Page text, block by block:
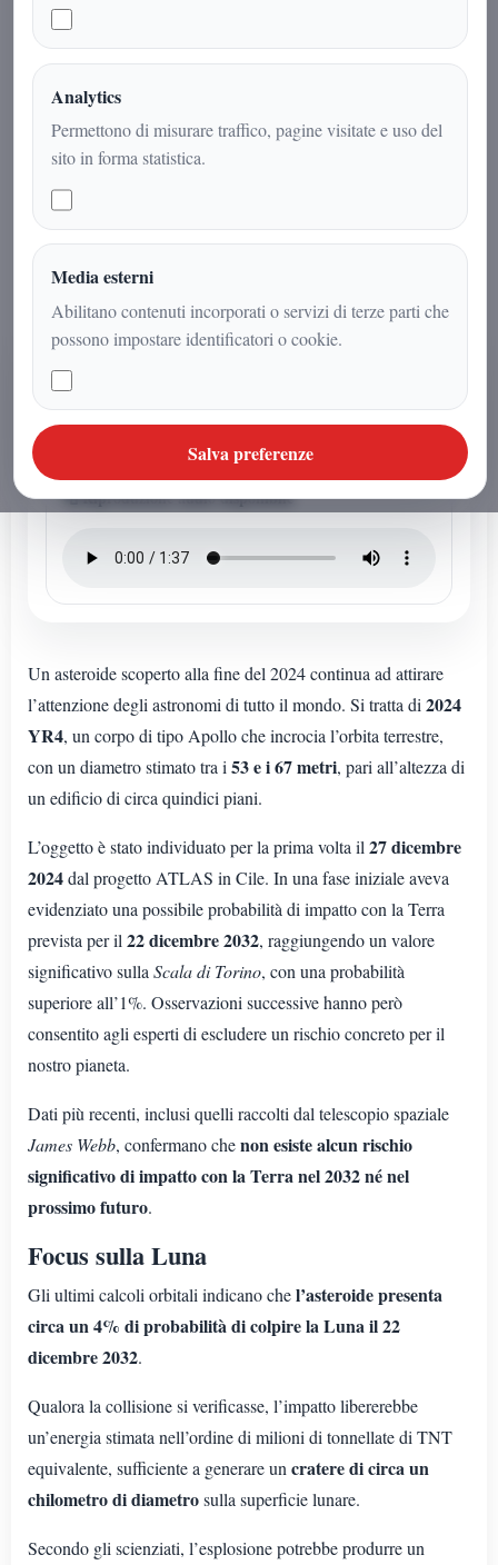
Un asteroide di circa 60 m ha ~4 % di
probabilità di colpire la Luna nel
2032, potenzialmente creando un
cratere e influenzando satelliti. La
Terra non è in pericolo diretto e gli
scienziati continuano a monitorarlo.
Ascolta l'audio articolo
Riproduzione audio disponibile
Un asteroide scoperto alla fine del 2024 continua ad attirare
l’attenzione degli astronomi di tutto il mondo. Si tratta di 2024
YR4, un corpo di tipo Apollo che incrocia l’orbita terrestre,
con un diametro stimato tra i 53 e i 67 metri, pari all’altezza di
un edificio di circa quindici piani.
L’oggetto è stato individuato per la prima volta il 27 dicembre
2024dal progetto ATLAS in Cile. In una fase iniziale aveva
evidenziato una possibile probabilità di impatto con la Terra
prevista per il 22 dicembre 2032, raggiungendo un valore
significativo sulla Scala di Torino, con una probabilità
superiore all’1%. Osservazioni successive hanno però
consentito agli esperti di escludere un rischio concreto per il
nostro pianeta.
Dati più recenti, inclusi quelli raccolti dal telescopio spaziale
James Webb, confermano chenon esiste alcun rischio
significativo di impatto con la Terra nel 2032 né nel
prossimo futuro.
Focus sulla Luna
Gli ultimi calcoli orbitali indicano chel’asteroide presenta
circa un 4% di probabilità di colpire la Luna il 22
dicembre 2032.
Qualora la collisione si verificasse, l’impatto libererebbe
un’energia stimata nell’ordine di milioni di tonnellate di TNT
equivalente, sufficiente a generare un cratere di circa un
chilometro di diametrosulla superficie lunare.
Secondo gli scienziati, l’esplosione potrebbe produrre un
Analytics
Permettono di misurare traffico, pagine visitate e uso del
sito in forma statistica.
Media esterni
Abilitano contenuti incorporati o servizi di terze parti che
possono impostare identificatori o cookie.
Salva preferenze